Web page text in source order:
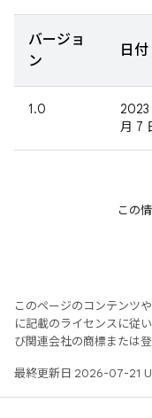
バージョ
ン
日付
1.0
2023
月 7
この
このページのコンテンツ
に記載のライセンスに従
び関連会社の商標または登
最終更新日 2026-07-21